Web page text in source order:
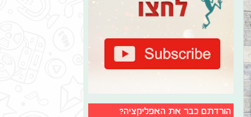
הורדתם כבר את האפליקציה?